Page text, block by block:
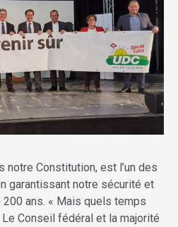
notre Constitution, est l’un des
garantissant notre sécurité et
ans. « Mais quels temps
Le Conseil fédéral et la majorité